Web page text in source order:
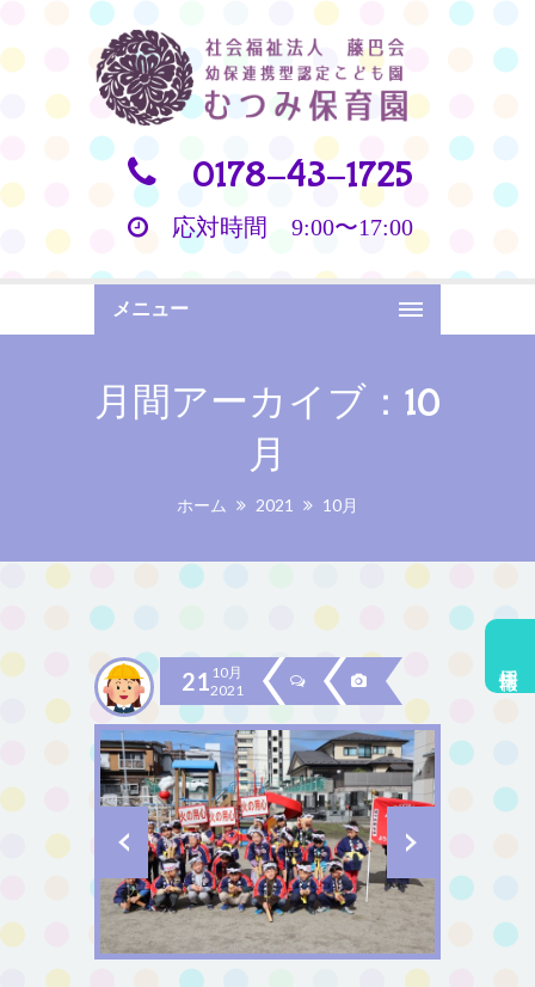
0178-43-1725
応対時間 9:00〜17:00
メニュー
月間アーカイブ：10
月
ホーム 2021 10月
21 10月
2021